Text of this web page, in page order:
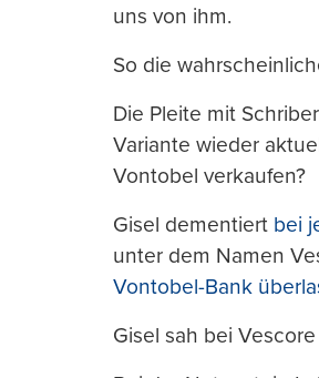
uns von ihm.
So die
Die Pleite mit
Variante wieder
Vontobel verkaufen?
Gisel dementiert bei
unter dem Namen
Vontobel-Bank
Gisel sah bei